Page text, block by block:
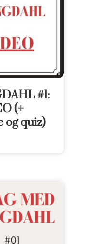
#1:
(+
og quiz)